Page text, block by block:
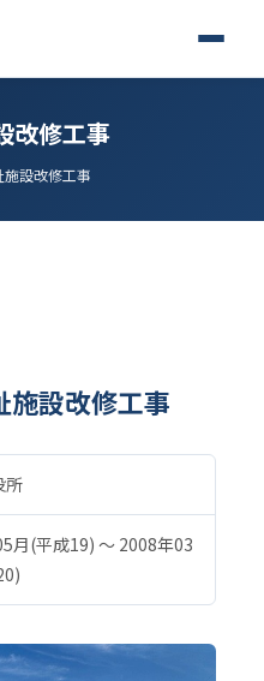
改修工事
設改修工事
施設改修工事
所
月(平成19) 〜 2008年03